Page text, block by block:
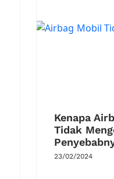
Kenapa
Tidak
23/02/2024